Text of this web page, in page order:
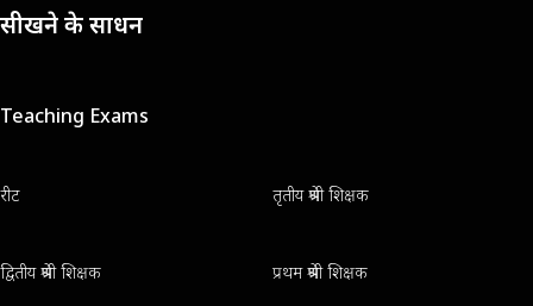
सीखने के साधन
Teaching Exams
रीट तृतीय श्रेणी शिक्षक
द्वितीय श्रेणी शिक्षक प्रथम श्रेणी शिक्षक